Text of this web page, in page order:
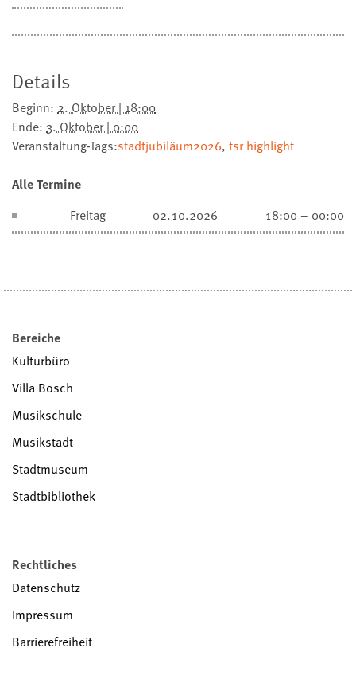
Details
Beginn: 2. Oktober | 18:00
Ende: 3. Oktober | 0:00
Veranstaltung-Tags:stadtjubiläum2026, tsr highlight
Alle Termine
Freitag
02.10.2026 18:00 – 00:00
Bereiche
Kulturbüro
Villa Bosch
Musikschule
Musikstadt
Stadtmuseum
Stadtbibliothek
Rechtliches
Datenschutz
Impressum
Barrierefreiheit